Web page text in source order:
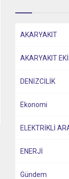
AKARYAKIT
AKARYAKIT
DENİZCİLİK
Ekonomi
ELEKTRİKLİ
ENERJİ
Gündem